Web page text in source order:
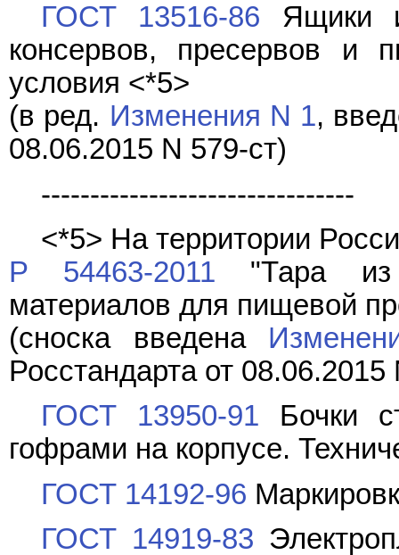
ГОСТ 13516-86 Ящики
консервов, пресервов и
условия <*5>
(в ред. Изменения N 1,
08.06.2015 N 579-ст)
--------------------------------
<*5> На территории
Р 54463-2011 "Тара из
материалов для пищевой
(сноска введена
Росстандарта от 08.06.2015
ГОСТ 13950-91 Бочки
гофрами на корпусе.
ГОСТ 14192-96
ГОСТ 14919-83